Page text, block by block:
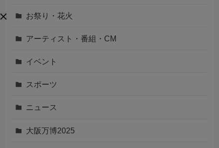
お祭り・花火
アーティスト・番組・CM
イベント
スポーツ
ニュース
大阪万博2025